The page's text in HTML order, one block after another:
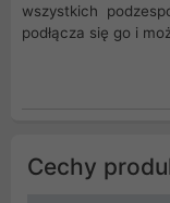
wszystkich
podłącza się go i
Cechy